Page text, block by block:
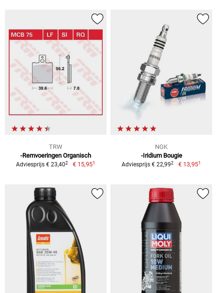
TRW
-Remvoeringen Organisch
Adviesprijs € 23,402 € 15,951
NGK
-Iridium Bougie
Adviesprijs € 22,992 € 13,951